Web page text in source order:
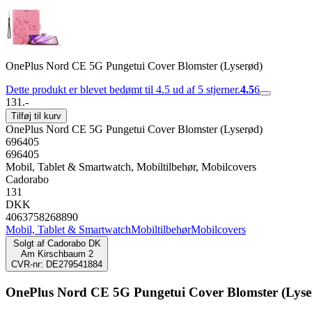
OnePlus Nord CE 5G Pungetui Cover Blomster (Lyserød)
Dette produkt er blevet bedømt til 4.5 ud af 5 stjerner.4.56
131.-
Tilføj til kurv
OnePlus Nord CE 5G Pungetui Cover Blomster (Lyserød)
696405
696405
Mobil, Tablet & Smartwatch, Mobiltilbehør, Mobilcovers
Cadorabo
131
DKK
4063758268890
Mobil, Tablet & SmartwatchMobiltilbehørMobilcovers
Solgt af Cadorabo DK
Am Kirschbaum 2
CVR-nr: DE279541884
OnePlus Nord CE 5G Pungetui Cover Blomster